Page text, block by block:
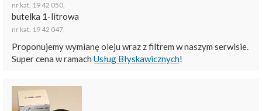
nr kat. 19 42 050,
butelka 1-litrowa
nr kat. 19 42 047,
Proponujemy wymianę oleju wraz z filtrem w naszym serwisie.
Super cena w ramach Usług Błyskawicznych!